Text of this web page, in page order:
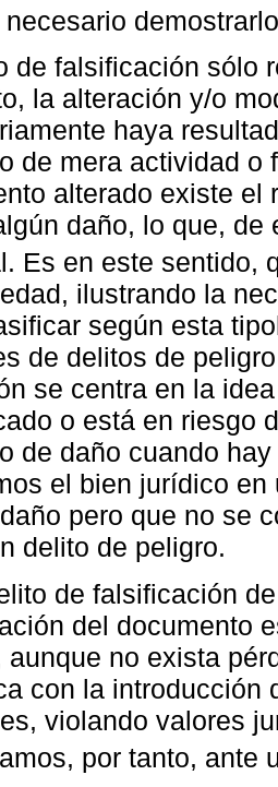
de falsificación sólo
la alteración y/o
haya
de mera actividad o
alterado existe el
daño, lo que,
Es en este sentido,
ilustrando la
según esta
de delitos de
se centra en la
o está en riesgo
de daño cuando
el bien jurídico
pero que no se
delito de peligro.
de falsificación
del documento
aunque no exista
con la introducción
violando valores
por tanto, ante